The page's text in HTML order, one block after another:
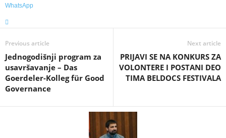
WhatsApp
Previous article
Јednogodišnji program za
usavršavanje – Das
Goerdeler-Kolleg für Good
Governance
Next article
PRIJAVI SE NA KONKURS ZA
VOLONTERE I POSTANI DEO
TIMA BELDOCS FESTIVALA